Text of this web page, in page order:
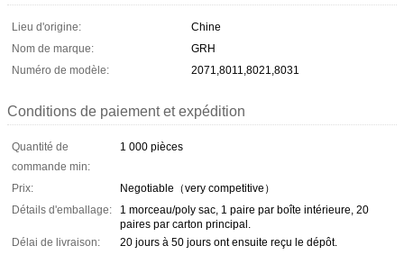
Lieu d'origine:
Chine
Nom de marque:
GRH
Numéro de modèle:
2071,8011,8021,8031
Conditions de paiement et expédition
Quantité de
commande min:
1 000 pièces
Prix:
Negotiable（very competitive）
Détails d'emballage:
1 morceau/poly sac, 1 paire par boîte intérieure, 20
paires par carton principal.
Délai de livraison:
20 jours à 50 jours ont ensuite reçu le dépôt.